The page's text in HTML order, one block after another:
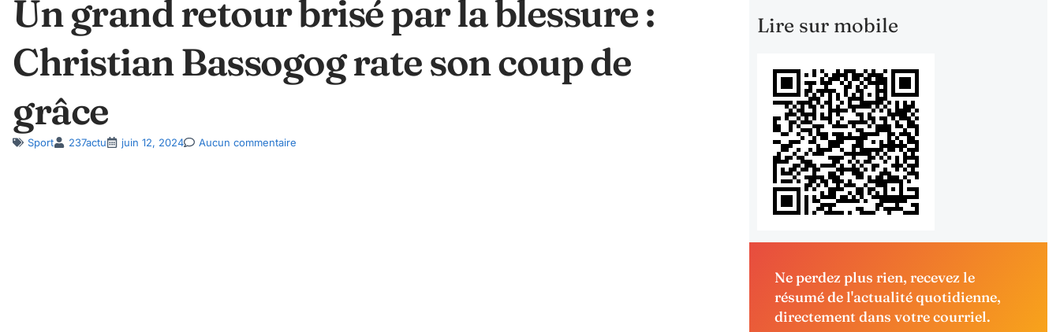
Un grand retour brisé par la blessure :
Christian Bassogog rate son coup de
grâce
Sport 237actu juin 12, 2024 Aucun commentaire
Lire sur mobile
Ne perdez plus rien, recevez le
résumé de l'actualité quotidienne,
directement dans votre courriel.